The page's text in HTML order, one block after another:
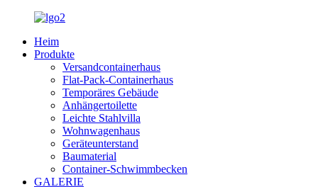
Heim
Produkte
Versandcontainerhaus
Flat-Pack-Containerhaus
Temporäres Gebäude
Anhängertoilette
Leichte Stahlvilla
Wohnwagenhaus
Geräteunterstand
Baumaterial
Container-Schwimmbecken
GALERIE